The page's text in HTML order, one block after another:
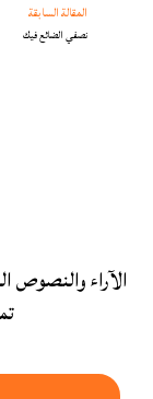
المقالة السابقة
نصفي الضائع فيك
الآراء والنصوص